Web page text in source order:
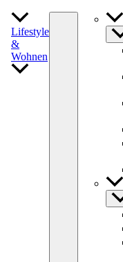
Lifestyle
&
Wohnen